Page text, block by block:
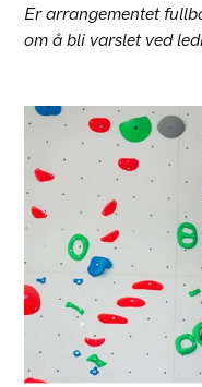
Er arrangementet
om å bli varslet ved